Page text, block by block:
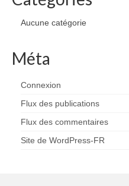
Aucune catégorie
Méta
Connexion
Flux des publications
Flux des commentaires
Site de WordPress-FR